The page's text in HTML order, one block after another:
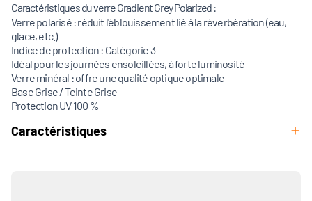
Caractéristiques du verre Gradient Grey Polarized :
Verre polarisé : réduit l'éblouissement lié à la réverbération (eau,
glace, etc.)
Indice de protection : Catégorie 3
Idéal pour les journées ensoleillées, à forte luminosité
Verre minéral : offre une qualité optique optimale
Base Grise / Teinte Grise
Protection UV 100 %
Caractéristiques